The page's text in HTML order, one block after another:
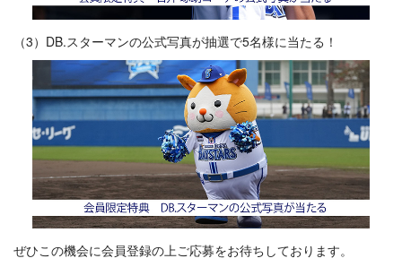
（3）DB.スターマンの公式写真が抽選で5名様に当たる！
ぜひこの機会に会員登録の上ご応募をお待ちしております。